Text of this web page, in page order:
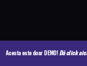
Acesta este doar DEMO!Dă click